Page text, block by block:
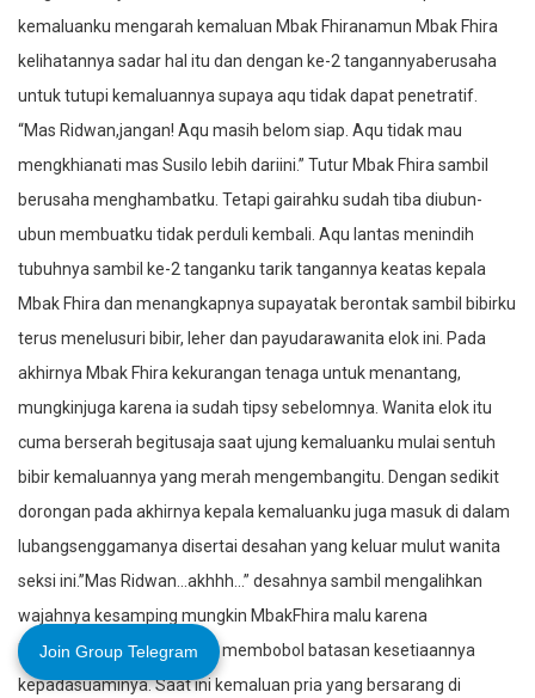
kemaluanku mengarah kemaluan Mbak Fhiranamun Mbak Fhira
kelihatannya sadar hal itu dan dengan ke-2 tangannyaberusaha
untuk tutupi kemaluannya supaya aqu tidak dapat penetratif.
“Mas Ridwan,jangan! Aqu masih belom siap. Aqu tidak mau
mengkhianati mas Susilo lebih dariini.” Tutur Mbak Fhira sambil
berusaha menghambatku. Tetapi gairahku sudah tiba diubun-
ubun membuatku tidak perduli kembali. Aqu lantas menindih
tubuhnya sambil ke-2 tanganku tarik tangannya keatas kepala
Mbak Fhira dan menangkapnya supayatak berontak sambil bibirku
terus menelusuri bibir, leher dan payudarawanita elok ini. Pada
akhirnya Mbak Fhira kekurangan tenaga untuk menantang,
mungkinjuga karena ia sudah tipsy sebelomnya. Wanita elok itu
cuma berserah begitusaja saat ujung kemaluanku mulai sentuh
bibir kemaluannya yang merah mengembangitu. Dengan sedikit
dorongan pada akhirnya kepala kemaluanku juga masuk di dalam
lubangsenggamanya disertai desahan yang keluar mulut wanita
seksi ini.”Mas Ridwan…akhhh…” desahnya sambil mengalihkan
wajahnya kesamping mungkin MbakFhira malu karena
kemaluanku saat ini sudah membobol batasan kesetiaannya
kepadasuaminya. Saat ini kemaluan pria yang bersarang di
Join Group Telegram